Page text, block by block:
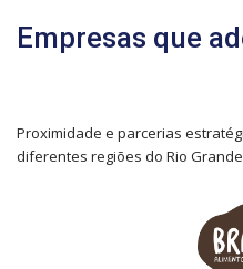
Empresas que
Proximidade e parcerias
diferentes regiões do Rio